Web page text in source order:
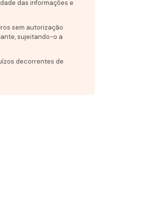
das informações e
sem autorização
sujeitando-o a
decorrentes de